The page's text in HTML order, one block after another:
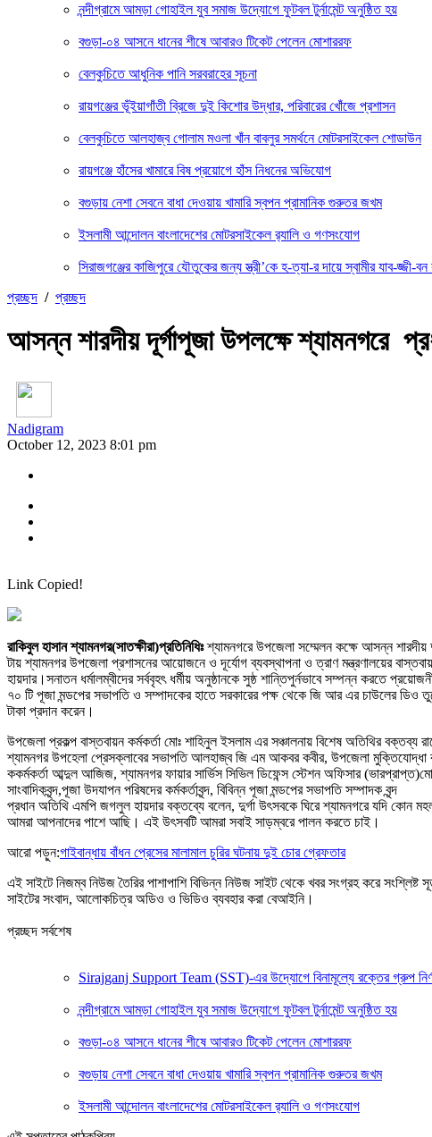
নন্দীগ্রামে আমড়া গোহাইল যুব সমাজ উদ্যোগে ফুটবল টুর্নামেন্ট অনুষ্ঠিত হয়
বগুড়া-০৪ আসনে ধানের শীষে আবারও টিকেট পেলেন মোশাররফ
বেলকুচিতে আধুনিক পানি সরবরাহের সূচনা
রায়গঞ্জের ভূঁইয়াগাঁতী ব্রিজে দুই কিশোর উদ্ধার, পরিবারের খোঁজে প্রশাসন
বেলকুচিতে আলহাজ্ব গোলাম মওলা খাঁন বাবলুর সমর্থনে মোটরসাইকেল শোডাউন
রায়গঞ্জে হাঁসের খামারে বিষ প্রয়োগে হাঁস নিধনের অভিযোগ
বগুড়ায় নেশা সেবনে বাধা দেওয়ায় খামারি স্বপন প্রামানিক গুরুতর জখম
ইসলামী আন্দোলন বাংলাদেশের মোটরসাইকেল র‍্যালি ও গণসংযোগ
সিরাজগঞ্জের কাজিপুরে যৌতুকের জন্য স্ত্রী’কে হ-ত্যা-র দায়ে স্বামীর যাব-জ্জী-বন
প্রচ্ছদ / প্রচ্ছদ
আসন্ন শারদীয় দূর্গাপূজা উপলক্ষে শ্যামনগরে
Nadigram
October 12, 2023 8:01 pm
Link Copied!
রাকিবুল হাসান শ্যামনগর(সাতক্ষীরা)প্রতিনিধিঃশ্যামনগরে উপজেলা সম্মেলন কক্ষে আসন্ন শারদীয়
টায় শ্যামনগর উপজেলা প্রশাসনের আয়োজনে ও দূর্যোগ ব্যবস্থাপনা ও ত্রাণ মন্ত্রণালয়ের
হায়দার।সনাতন ধর্মালম্বীদের সর্ববৃহৎ ধর্মীয় অনুষ্ঠানকে সুষ্ঠ শান্তিপুর্নভাবে সম্পন্ন করতে
৭০ টি পূজা মন্ডপের সভাপতি ও সম্পাদকের হাতে সরকারের পক্ষ থেকে জি আর এর চাউলের
টাকা প্রদান করেন।
উপজেলা প্রকল্প বাস্তবায়ন কর্মকর্তা মোঃ শাহিনুল ইসলাম এর সঞ্চালনায় বিশেষ অতিথির
শ্যামনগর উপহেলা প্রেসক্লাবের সভাপতি আলহাজ্ব জি এম আকবর কবীর, উপজেলা মুক্তিযোদ্ধা
ককর্মকর্তা আব্দুল আজিজ, শ্যামনগর ফায়ার সার্ভিস সিভিল ডিফেন্স স্টেশন অফিসার
সাংবাদিকবৃন্দ,পূজা উদযাপন পরিষদের কর্মকর্তাবৃন্দ, বিবিন্ন পূজা মন্ডপের সভাপতি সম্পাদক বৃন্দ
প্রধান অতিথি এমপি জগলুল হায়দার বক্তব্যে বলেন, দুর্গা উৎসবকে ঘিরে শ্যামনগরে যদি কোন
আমরা আপনাদের পাশে আছি। এই উৎসবটি আমরা সবাই সাড়ম্বরে পালন করতে চাই।
আরো পড়ুন:গাইবান্ধায় বাঁধন প্রেসের মালামাল চুরির ঘটনায় দুই চোর গ্রেফতার
এই সাইটে নিজম্ব নিউজ তৈরির পাশাপাশি বিভিন্ন নিউজ সাইট থেকে খবর সংগ্রহ করে
সাইটের সংবাদ, আলোকচিত্র অডিও ও ভিডিও ব্যবহার করা বেআইনি।
প্রচ্ছদ সর্বশেষ
Sirajganj Support Team (SST)-এর উদ্যোগে বিনামূল্যে রক্তের গ্রুপ
নন্দীগ্রামে আমড়া গোহাইল যুব সমাজ উদ্যোগে ফুটবল টুর্নামেন্ট অনুষ্ঠিত হয়
বগুড়া-০৪ আসনে ধানের শীষে আবারও টিকেট পেলেন মোশাররফ
বগুড়ায় নেশা সেবনে বাধা দেওয়ায় খামারি স্বপন প্রামানিক গুরুতর জখম
ইসলামী আন্দোলন বাংলাদেশের মোটরসাইকেল র‍্যালি ও গণসংযোগ